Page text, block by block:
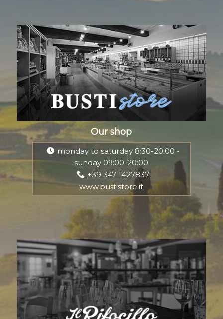
Our shop
monday to saturday 8:30-20:00 -
sunday 09:00-20:00
+39 347 1427837
www.bustistore.it